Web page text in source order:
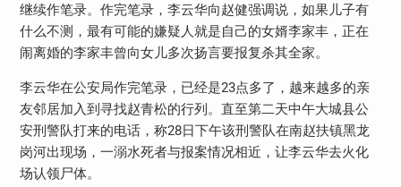
继续作笔录。作完笔录，李云华向赵健强调说，如果儿子有
什么不测，最有可能的嫌疑人就是自己的女婿李家丰，正在
闹离婚的李家丰曾向女儿多次扬言要报复杀其全家。
李云华在公安局作完笔录，已经是23点多了，越来越多的亲
友邻居加入到寻找赵青松的行列。直至第二天中午大城县公
安刑警队打来的电话，称28日下午该刑警队在南赵扶镇黑龙
岗河出现场，一溺水死者与报案情况相近，让李云华去火化
场认领尸体。